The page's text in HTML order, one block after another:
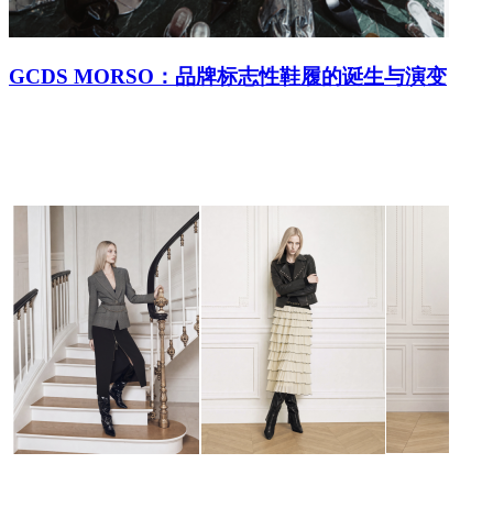
GCDS MORSO：品牌标志性鞋履的诞生与演变